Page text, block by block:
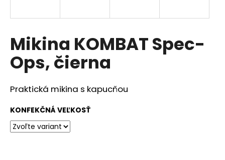
Mikina KOMBAT Spec-
Ops, čierna
Praktická mikina s kapucňou
KONFEKČNÁ VEĽKOSŤ
s
ť
?